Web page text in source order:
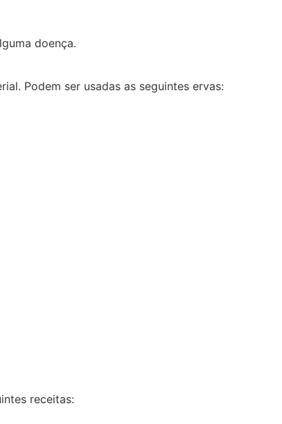
doença.
Podem ser usadas as seguintes ervas:
receitas: